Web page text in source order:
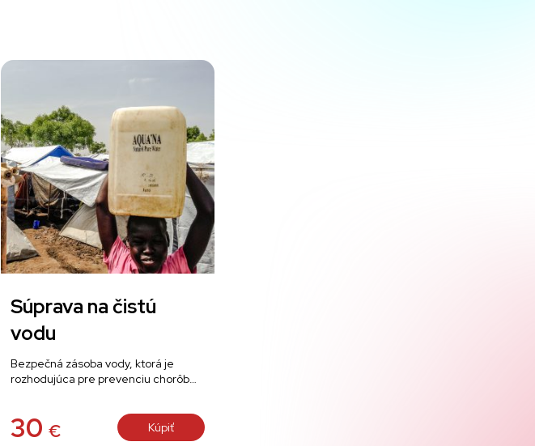
Súprava na čistú
vodu
30 €
Bezpečná zásoba vody, ktorá je
rozhodujúca pre prevenciu chorôb…
Kúpiť